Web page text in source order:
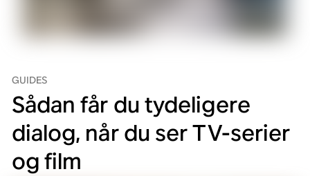
Sådan får du tydeligere
dialog, når du ser TV-serier
og film
GUIDES